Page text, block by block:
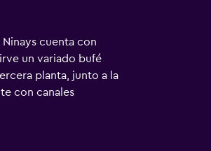
cuenta con
un variado bufé
planta, junto a la
con canales
en una zona
halla a 400 m del